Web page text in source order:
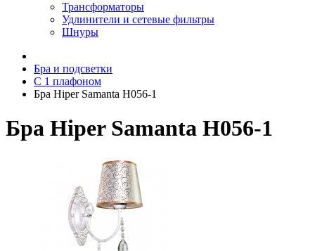
Трансформаторы
Удлинители и сетевые фильтры
Шнуры
Бра и подсветки
С 1 плафоном
Бра Hiper Samanta H056-1
Бра Hiper Samanta H056-1